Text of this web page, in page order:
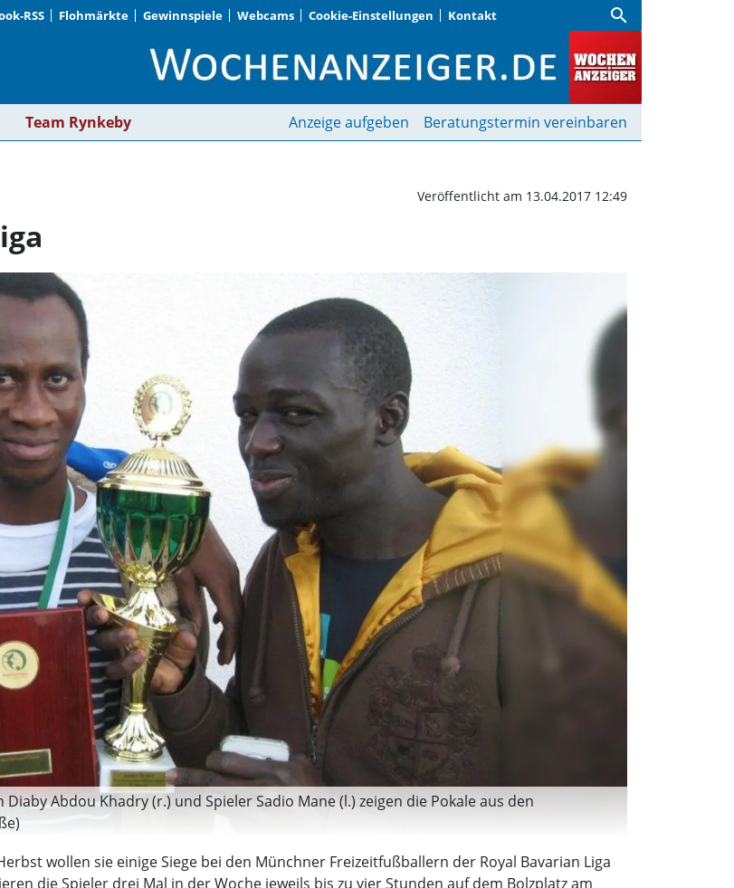
RSS Flohmärkte Gewinnspiele Webcams Cookie-Einstellungen Kontakt search
wollen in die Freizeit-Liga |
Team Rynkeby Anzeige aufgeben Beratungstermin vereinbaren
Veröffentlicht am 13.04.2017 12:49
Abdou Khadry (r.) und Spieler Sadio Mane (l.) zeigen die Pokale aus den
wollen sie einige Siege bei den Münchner Freizeitfußballern der Royal Bavarian Liga
die Spieler drei Mal in der Woche jeweils bis zu vier Stunden auf dem Bolzplatz am